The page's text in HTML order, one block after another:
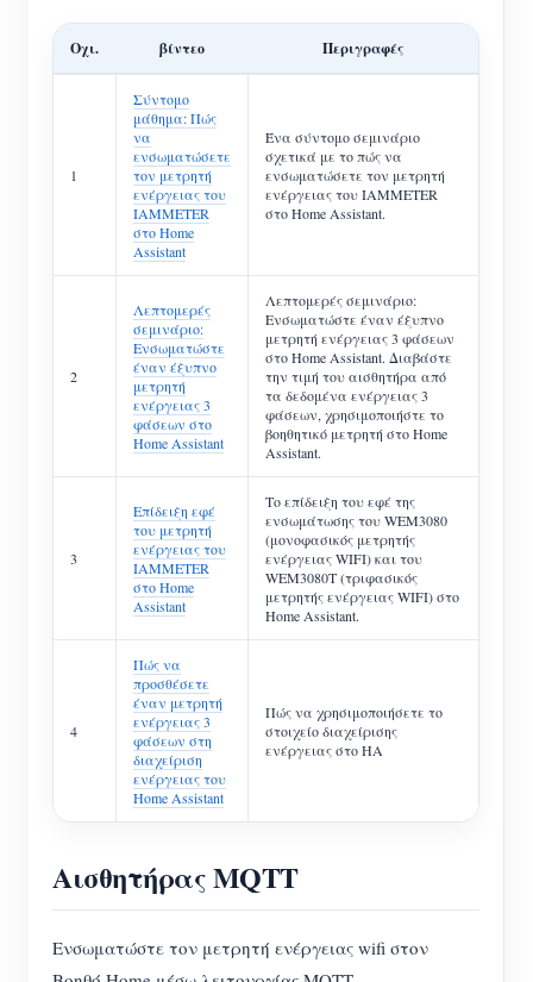
Οχι. βίντεο Περιγραφές
1
Σύντομο
μάθημα: Πώς
να
ενσωματώσετε
τον μετρητή
ενέργειας του
IAMMETER
στο Home
Assistant
Ένα σύντομο σεμινάριο
σχετικά με το πώς να
ενσωματώσετε τον μετρητή
ενέργειας του IAMMETER
στο Home Assistant.
2
Λεπτομερές
σεμινάριο:
Ενσωματώστε
έναν έξυπνο
μετρητή
ενέργειας 3
φάσεων στο
Home Assistant
Λεπτομερές σεμινάριο:
Ενσωματώστε έναν έξυπνο
μετρητή ενέργειας 3 φάσεων
στο Home Assistant. Διαβάστε
την τιμή του αισθητήρα από
τα δεδομένα ενέργειας 3
φάσεων, χρησιμοποιήστε το
βοηθητικό μετρητή στο Home
Assistant.
3
Επίδειξη εφέ
του μετρητή
ενέργειας του
IAMMETER
στο Home
Assistant
Το επίδειξη του εφέ της
ενσωμάτωσης του WEM3080
(μονοφασικός μετρητής
ενέργειας WIFI) και του
WEM3080T (τριφασικός
μετρητής ενέργειας WIFI) στο
Home Assistant.
4
Πώς να
προσθέσετε
έναν μετρητή
ενέργειας 3
φάσεων στη
διαχείριση
ενέργειας του
Home Assistant
Πώς να χρησιμοποιήσετε το
στοιχείο διαχείρισης
ενέργειας στο HA
Αισθητήρας MQTT
Ενσωματώστε τον μετρητή ενέργειας wifi στον